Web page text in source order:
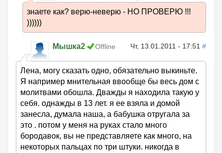
знаете как? верю-неверю - НО ПРОВЕРЮ !!!
))))))
Мышка2 Offline Чт, 13.01.2011 - 17:51 #
Лена, могу сказать одно, обязательно выкиньте.
Я например мнительная ввообще бы весь дом с
молитвами обошла. Дважды я находила такую у
себя. однажды в 13 лет. я ее взяла и домой
занесла, думала наша, а бабушка отругала за
это . потом у меня на руках стало много
бородавок, вы не представляете как много, на
некоторых пальцах по три штуки. никогда в